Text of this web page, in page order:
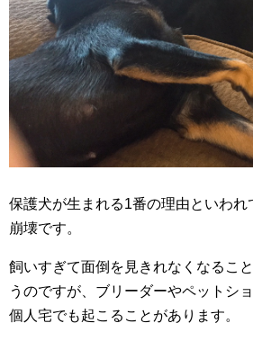
保護犬が生まれる1番の理由といわれ
崩壊です。
飼いすぎて面倒を見きれなくなるこ
うのですが、ブリーダーやペットシ
個人宅でも起こることがあります。